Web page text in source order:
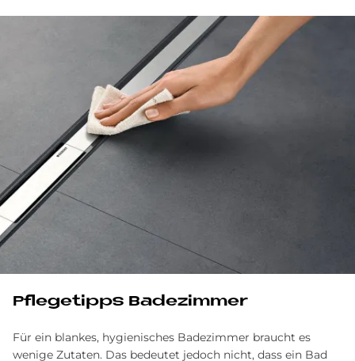
Pflegetipps Badezimmer
Für ein blankes, hygienisches Badezimmer braucht es
wenige Zutaten. Das bedeutet jedoch nicht, dass ein Bad